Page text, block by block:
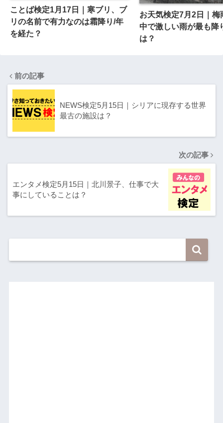
ことば検定1月17日｜寒ブリ、ブ
リの名前で有力なのは霜降り/年
を経た？
お天気検定7月2日｜梅
中で激しい雨が最も降
は？
前の記事
NEWS検定5月15日｜シリアに現存する世界
最古の施設は？
次の記事
エンタメ検定5月15日｜北川景子、仕事で大
事にしていることは？